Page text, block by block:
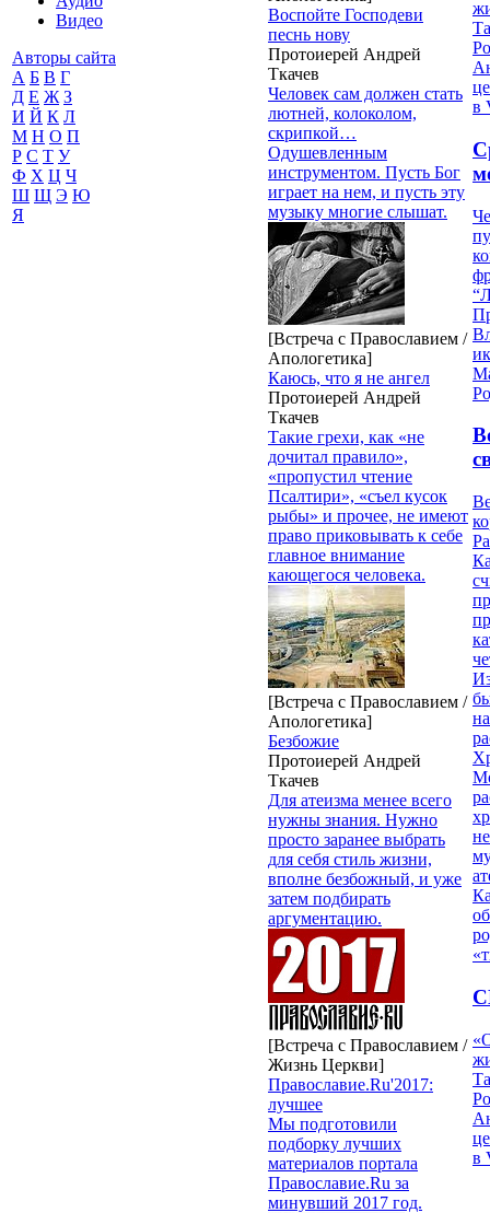
Видео
Авторы сайта
А Б В Г
Д Е Ж З
И Й К Л
М Н О П
Р С Т У
Ф Х Ц Ч
Ш Щ Э Ю
Я
Воспойте Господеви
песнь нову
Протоиерей Андрей
Ткачев
Человек сам должен стать
лютней, колоколом,
скрипкой…
Одушевленным
инструментом. Пусть Бог
играет на нем, и пусть эту
музыку многие слышат.
[Встреча с Православием /
Апологетика]
Каюсь, что я не ангел
Протоиерей Андрей
Ткачев
Такие грехи, как «не
дочитал правило»,
«пропустил чтение
Псалтири», «съел кусок
рыбы» и прочее, не имеют
право приковывать к себе
главное внимание
кающегося человека.
[Встреча с Православием /
Апологетика]
Безбожие
Протоиерей Андрей
Ткачев
Для атеизма менее всего
нужны знания. Нужно
просто заранее выбрать
для себя стиль жизни,
вполне безбожный, и уже
затем подбирать
аргументацию.
[Встреча с Православием /
Жизнь Церкви]
Православие.Ru'2017:
лучшее
Мы подготовили
подборку лучших
материалов портала
Православие.Ru за
минувший 2017 год.
в
в